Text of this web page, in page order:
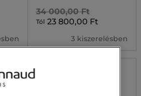
34 000,00 Ft
Tól 23 800,00 Ft
3 kiszerelésben